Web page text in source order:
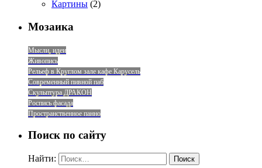
Картины (2)
Мозаика
Мысли, идеи
Живопись
Рельеф в Круглом зале кафе Карусель
Современный пивной паб
Скульптура ДРАКОН
Роспись фасада
Пространственное панно
Поиск по сайту
Найти: